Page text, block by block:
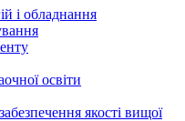
і обладнання
освіти
якості вищої